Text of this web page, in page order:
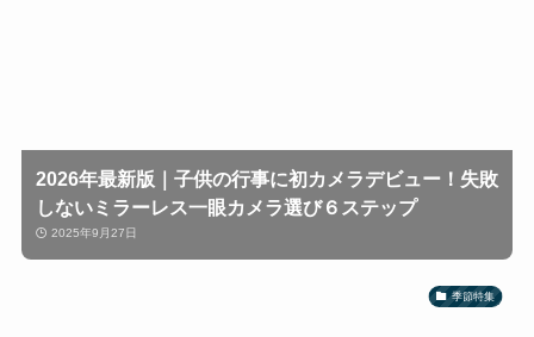
2026年最新版｜子供の行事に初カメラデビュー！失敗
しないミラーレス一眼カメラ選び６ステップ
2025年9月27日
季節特集